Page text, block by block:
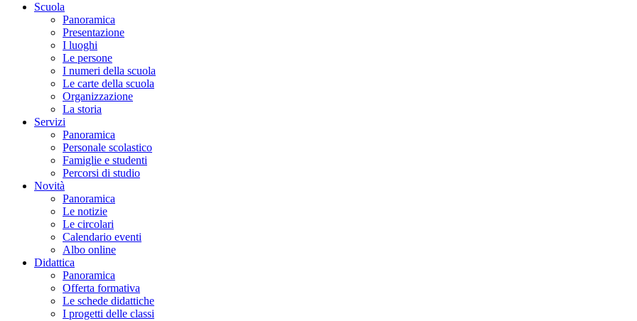
Scuola
Panoramica
Presentazione
I luoghi
Le persone
I numeri della scuola
Le carte della scuola
Organizzazione
La storia
Servizi
Panoramica
Personale scolastico
Famiglie e studenti
Percorsi di studio
Novità
Panoramica
Le notizie
Le circolari
Calendario eventi
Albo online
Didattica
Panoramica
Offerta formativa
Le schede didattiche
I progetti delle classi